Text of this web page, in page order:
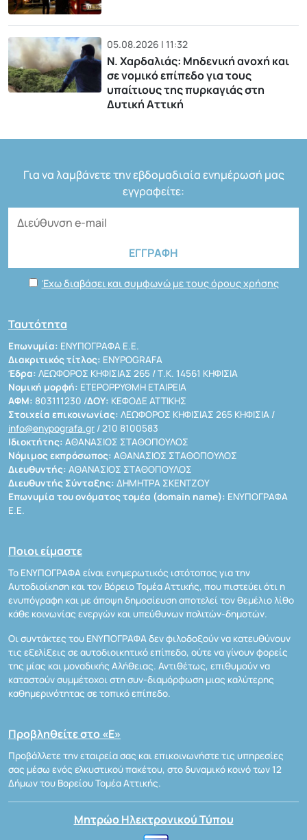
05.08.2026 | 11:32
Ν. Χαρδαλιάς: Μηδενική ανοχή και
σε νομικό επίπεδο για τους
υπαίτιους της πυρκαγιάς στη
Δυτική Αττική
Για να λαμβάνετε την εβδομαδιαία ενημέρωσή μας
εγγραφείτε:
Έχω διαβάσει και συμφωνώ με τους όρους χρήσης
Ταυτότητα
Επωνυμία: ΕΝΥΠΟΓΡΑΦΑ Ε.Ε.
Διακριτικός τίτλος: ENYPOGRAFA
Έδρα: ΛΕΩΦΟΡΟΣ ΚΗΦΙΣΙΑΣ 265 / Τ.Κ. 14561 ΚΗΦΙΣΙΑ
Νομική μορφή: ΕΤΕΡΟΡΡΥΘΜΗ ΕΤΑΙΡΕΙΑ
ΑΦΜ: 803111230 /ΔΟΥ: ΚΕΦΟΔΕ ΑΤΤΙΚΗΣ
Στοιχεία επικοινωνίας: ΛΕΩΦΟΡΟΣ ΚΗΦΙΣΙΑΣ 265 ΚΗΦΙΣΙΑ /
info@enypografa.gr / 210 8100583
Ιδιοκτήτης: ΑΘΑΝΑΣΙΟΣ ΣΤΑΘΟΠΟΥΛΟΣ
Νόμιμος εκπρόσωπος: ΑΘΑΝΑΣΙΟΣ ΣΤΑΘΟΠΟΥΛΟΣ
Διευθυντής: ΑΘΑΝΑΣΙΟΣ ΣΤΑΘΟΠΟΥΛΟΣ
Διευθυντής Σύνταξης: ΔΗΜΗΤΡΑ ΣΚΕΝΤΖΟΥ
Επωνυμία του ονόματος τομέα (domain name): ΕΝΥΠΟΓΡΑΦΑ
Ε.Ε.
Ποιοι είμαστε
Το ΕΝΥΠΟΓΡΑΦΑ είναι ενημερωτικός ιστότοπος για την
Αυτοδιοίκηση και τον Βόρειο Τομέα Αττικής, που πιστεύει ότι η
ενυπόγραφη και με άποψη δημοσίευση αποτελεί τον θεμέλιο λίθο
κάθε κοινωνίας ενεργών και υπεύθυνων πολιτών-δημοτών.
Οι συντάκτες του ΕΝΥΠΟΓΡΑΦΑ δεν φιλοδοξούν να κατευθύνουν
τις εξελίξεις σε αυτοδιοικητικό επίπεδο, ούτε να γίνουν φορείς
της μίας και μοναδικής Αλήθειας. Αντιθέτως, επιθυμούν να
καταστούν συμμέτοχοι στη συν-διαμόρφωση μιας καλύτερης
καθημερινότητας σε τοπικό επίπεδο.
Προβληθείτε στο «Ε»
Προβάλλετε την εταιρεία σας και επικοινωνήστε τις υπηρεσίες
σας μέσω ενός ελκυστικού πακέτου, στο δυναμικό κοινό των 12
Δήμων του Βορείου Τομέα Αττικής.
Μητρώο Ηλεκτρονικού Τύπου